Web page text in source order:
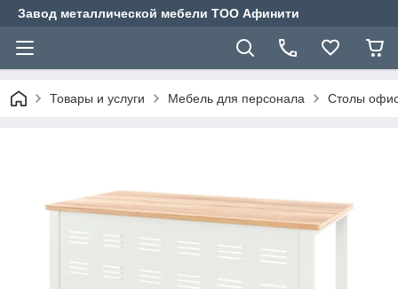
Завод металлической мебели ТОО Афинити
Товары и услуги Мебель для персонала Столы